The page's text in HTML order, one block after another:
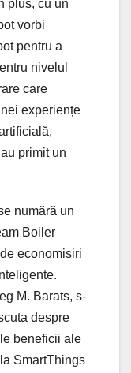
plus, cu un
vorbi
pentru a
nivelul
care
experiențe
primit un
numără un
Boiler
economisiri
M. Barats, s-
despre
beneficii ale
SmartThings